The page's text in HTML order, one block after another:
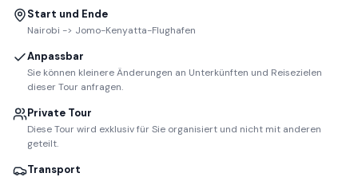
Start und Ende
Nairobi -> Jomo-Kenyatta-Flughafen
Anpassbar
Sie können kleinere Änderungen an Unterkünften und Reisezielen
dieser Tour anfragen.
Private Tour
Diese Tour wird exklusiv für Sie organisiert und nicht mit anderen
geteilt.
Transport